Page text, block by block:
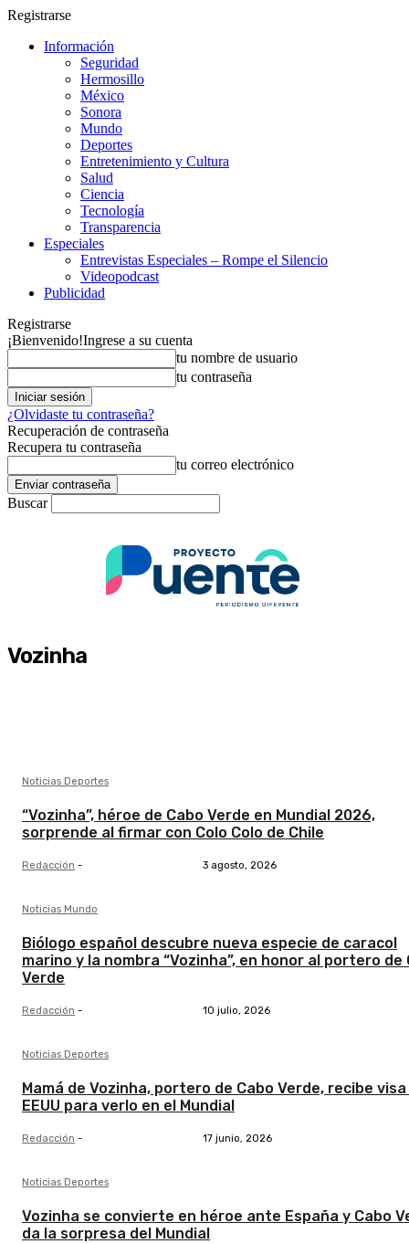
Registrarse
Información
Seguridad
Hermosillo
México
Sonora
Mundo
Deportes
Entretenimiento y Cultura
Salud
Ciencia
Tecnología
Transparencia
Especiales
Entrevistas Especiales – Rompe el Silencio
Videopodcast
Publicidad
Registrarse
¡Bienvenido!Ingrese a su cuenta
tu nombre de usuario
tu contraseña
¿Olvidaste tu contraseña?
Recuperación de contraseña
Recupera tu contraseña
tu correo electrónico
Buscar
Vozinha
Noticias Deportes
“Vozinha”, héroe de Cabo Verde en Mundial 2026,
sorprende al firmar con Colo Colo de Chile
Redacción - 3 agosto, 2026
Noticias Mundo
Biólogo español descubre nueva especie de caracol
marino y la nombra “Vozinha”, en honor al portero de
Verde
Redacción - 10 julio, 2026
Noticias Deportes
Mamá de Vozinha, portero de Cabo Verde, recibe
EEUU para verlo en el Mundial
Redacción - 17 junio, 2026
Noticias Deportes
Vozinha se convierte en héroe ante España y Cabo
da la sorpresa del Mundial